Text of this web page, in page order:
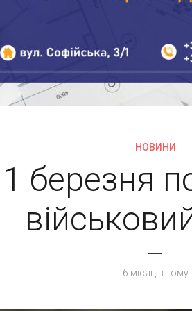
НОВИНИ
1 березня
6 місяців тому